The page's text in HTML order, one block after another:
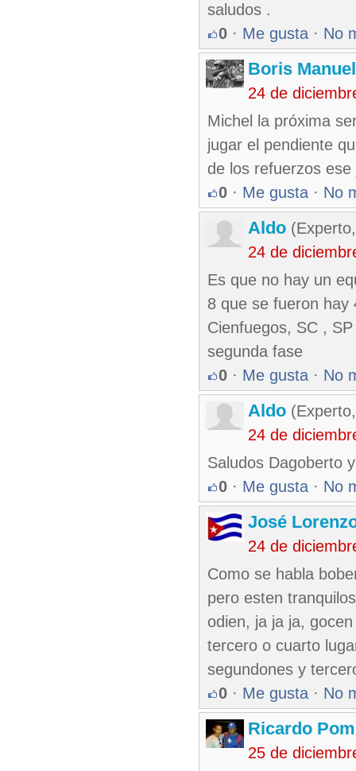
saludos .
0 · Me gusta · No
Boris
24 de
Michel la próxima
jugar el pendiente
de los refuerzos ese
0 · Me gusta · No
Aldo
24 de
Es que no hay un
8 que se fueron hay
Cienfuegos, SC ,
segunda fase
0 · Me gusta · No
Aldo
24 de
Saludos Dagoberto
0 · Me gusta · No
José
24 de
Como se habla
pero esten
odien, ja ja ja,
tercero o cuarto
segundones y
0 · Me gusta · No
Ricardo
25 de